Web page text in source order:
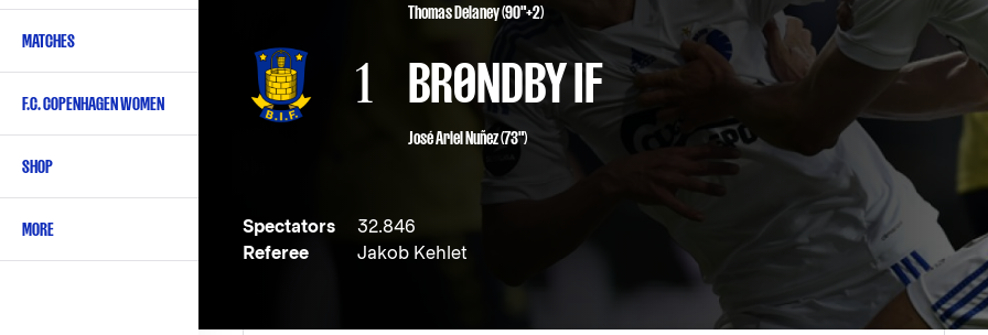
English
MATCHES
F.C. COPENHAGEN WOMEN
SHOP
MORE
Thomas Delaney(90"+2)
1 BRØNDBY IF
José Ariel Nuñez (73")
Spectators
32.846
Referee
Jakob Kehlet